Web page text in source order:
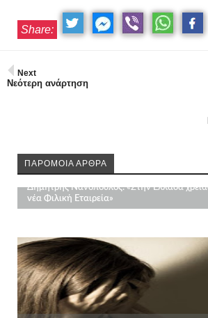
Share:
Next
Νεότερη ανάρτηση
ΠΑΡΟΜΟΙΑ ΑΡΘΡΑ